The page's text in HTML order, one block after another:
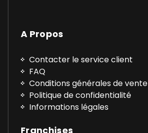
A Propos
Contacter le service client
FAQ
Conditions générales de vente
Politique de confidentialité
Informations légales
Franchises